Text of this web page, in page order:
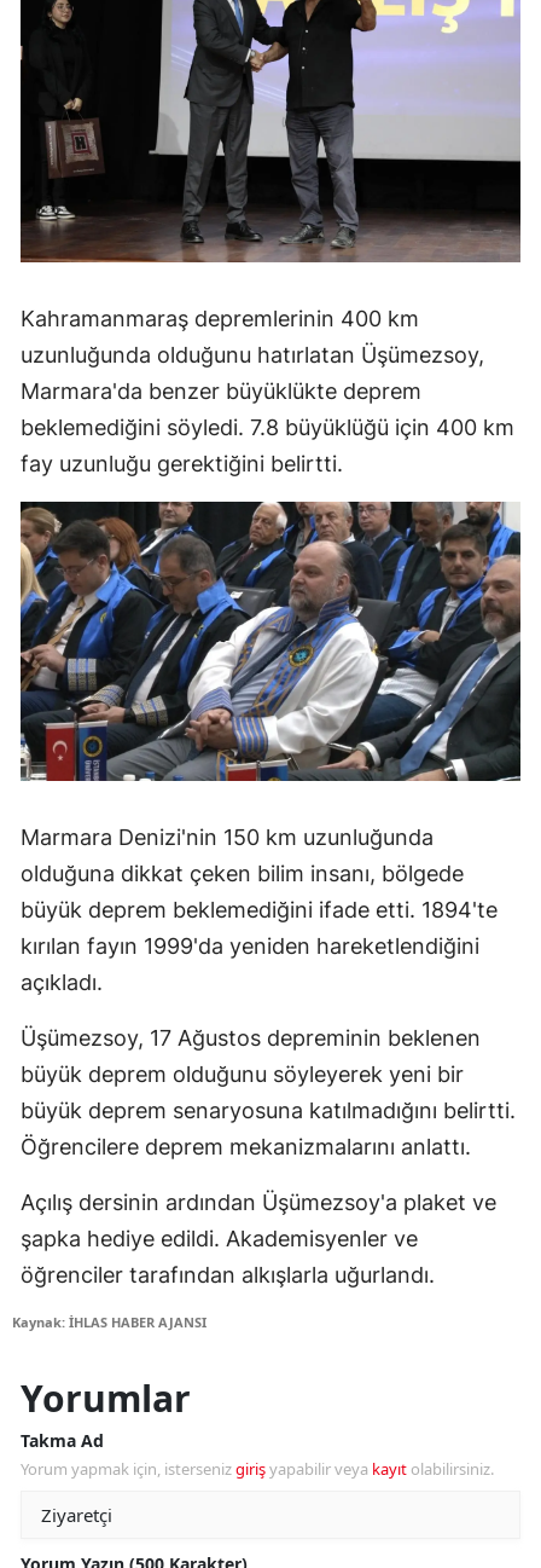
Kahramanmaraş depremlerinin 400 km
uzunluğunda olduğunu hatırlatan Üşümezsoy,
Marmara'da benzer büyüklükte deprem
beklemediğini söyledi. 7.8 büyüklüğü için 400 km
fay uzunluğu gerektiğini belirtti.
Marmara Denizi'nin 150 km uzunluğunda
olduğuna dikkat çeken bilim insanı, bölgede
büyük deprem beklemediğini ifade etti. 1894'te
kırılan fayın 1999'da yeniden hareketlendiğini
açıkladı.
Üşümezsoy, 17 Ağustos depreminin beklenen
büyük deprem olduğunu söyleyerek yeni bir
büyük deprem senaryosuna katılmadığını belirtti.
Öğrencilere deprem mekanizmalarını anlattı.
Açılış dersinin ardından Üşümezsoy'a plaket ve
şapka hediye edildi. Akademisyenler ve
öğrenciler tarafından alkışlarla uğurlandı.
Kaynak: İHLAS HABER AJANSI
Yorumlar
Takma Ad
Yorum yapmak için, istersenizgirişyapabilir veya kayıt olabilirsiniz.